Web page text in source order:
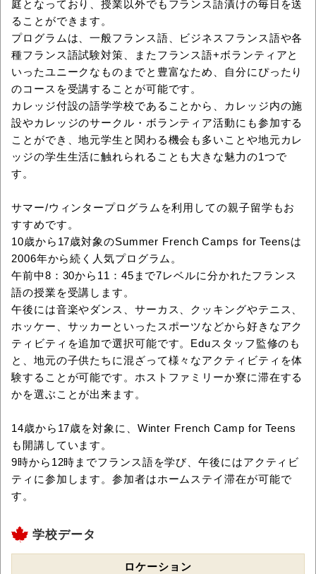
庭となっており、授業以外でもフランス語漬けの毎日を送
ることができます。
プログラムは、一般フランス語、ビジネスフランス語や各
種フランス語試験対策、またフランス語+ボランティアと
いったユニークなものまでと豊富なため、自分にぴったり
のコースを受講することが可能です。
カレッジ付設の語学学校であることから、カレッジ内の施
設やカレッジのサークル・ボランティア活動にも参加する
ことができ、地元学生と関わる機会も多いことや地元カレ
ッジの学生生活に触れられることも大きな魅力の1つで
す。
サマー/ウィンタープログラムを利用しての親子留学もお
すすめです。
10歳から17歳対象のSummer French Camps for Teensは
2006年から続く人気プログラム。
午前中8：30から11：45まで7レベルに分かれたフランス
語の授業を受講します。
午後には音楽やダンス、サーカス、クッキングやテニス、
ホッケー、サッカーといったスポーツなどから好きなアク
ティビティを追加で選択可能です。Eduスタッフ監修のも
と、地元の子供たちに混ざって様々なアクティビティを体
験することが可能です。ホストファミリーか寮に滞在する
かを選ぶことが出来ます。
14歳から17歳を対象に、Winter French Camp for Teens
も開講しています。
9時から12時までフランス語を学び、午後にはアクティビ
ティに参加します。参加者はホームステイ滞在が可能で
す。
学校データ
ロケーション